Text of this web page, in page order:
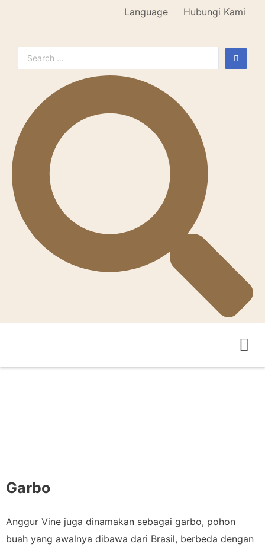
Language Hubungi Kami
Garbo
Anggur Vine juga dinamakan sebagai garbo, pohon
buah yang awalnya dibawa dari Brasil, berbeda dengan